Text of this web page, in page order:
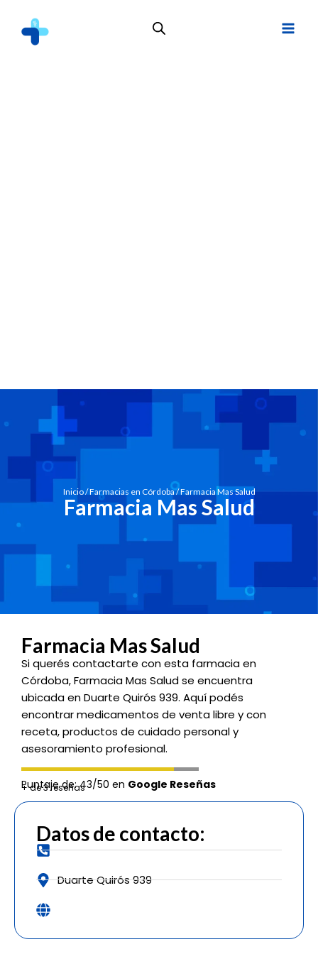
Inicio/Farmacias en Córdoba/ Farmacia Mas Salud
Farmacia Mas Salud
Farmacia Mas Salud
Si querés contactarte con esta farmacia en
Córdoba, Farmacia Mas Salud se encuentra
ubicada en Duarte Quirós 939. Aquí podés
encontrar medicamentos de venta libre y con
receta, productos de cuidado personal y
asesoramiento profesional.
Puntaje de: 43/50 en Google Reseñas
+ de 3 reseñas
Datos de contacto:
Duarte Quirós 939